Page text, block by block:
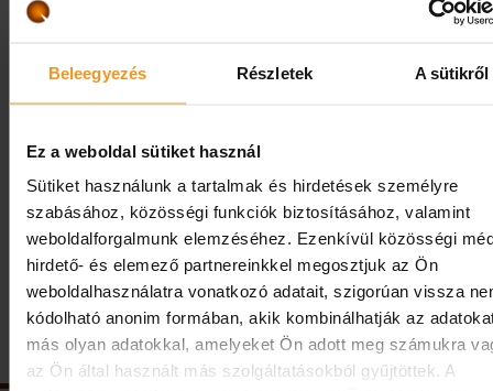
Beleegyezés Részletek A sütikről
Ez a weboldal sütiket használ
Sütiket használunk a tartalmak és hirdetések személyre
szabásához, közösségi funkciók biztosításához, valamint
weboldalforgalmunk elemzéséhez. Ezenkívül közösségi
hirdető- és elemező partnereinkkel megosztjuk az Ön
weboldalhasználatra vonatkozó adatait, szigorúan vissza
kódolható anonim formában, akik kombinálhatják az
más olyan adatokkal, amelyeket Ön adott meg számukra
az Ön által használt más szolgáltatásokból gyűjtöttek. A
gasztronómia, vagy akár a szépészet iránt érdeklődő
adta sokszínű programkínálat, pedig minden generáció
Előző hír Vissza Következő
Kövessen minket!